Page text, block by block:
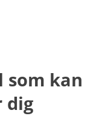
som kan
dig